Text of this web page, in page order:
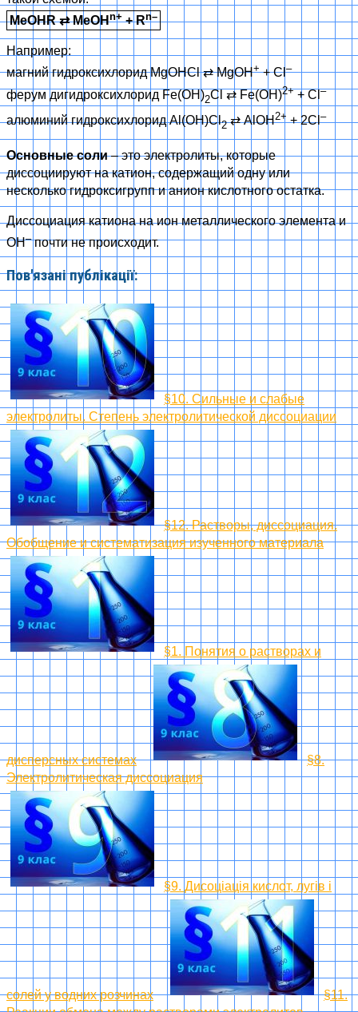
MeOHR⇄MeOHn++ Rn–
Например:
магний гидроксихлорид MgOHCl⇄MgOH++ Cl–
ферум дигидроксихлорид Fe(OH)2Cl ⇄ Fe(OH)2+ + Cl –
алюминий гидроксихлорид Al(OH)Cl2 ⇄AlOH2++ 2Cl–
Основные соли– это электролиты, которые
диссоциируют на катион, содержащий одну или
несколько гидроксигрупп и анион кислотного остатка.
Диссоциация катиона на ион металлического элемента и
OH–почти не происходит.
Пов'язані публікації:
§10. Сильные и слабые
электролиты. Степень электролитической диссоциации
§12. Растворы, диссоциация.
Обобщение и систематизация изученного материала
§1. Понятия о растворах и
дисперсных системах
§8.
Электролитическая диссоциация
§9. Дисоціація кислот, лугів і
солей у водних розчинах
§11.